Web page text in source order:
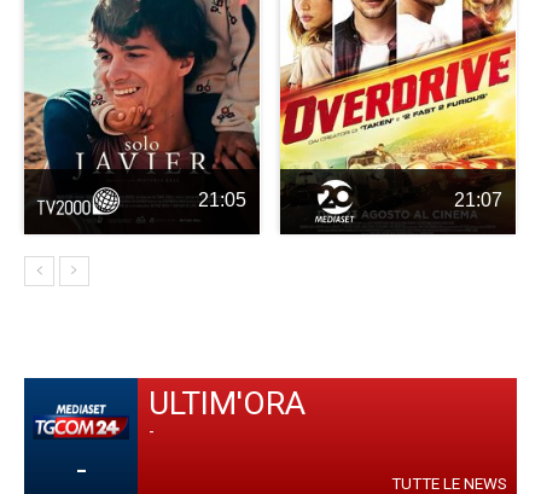
21:05 21:07
-
ULTIM'ORA
-
TUTTE LE NEWS